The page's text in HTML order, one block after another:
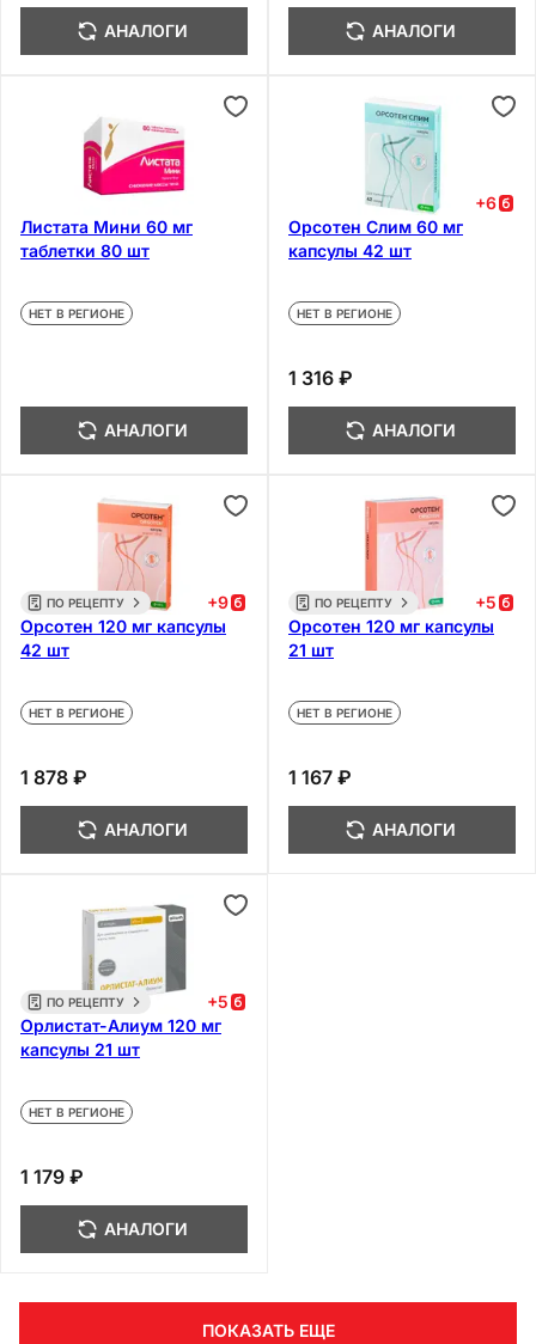
АНАЛОГИ АНАЛОГИ
Листата Мини 60 мг
таблетки 80 шт
НЕТ В РЕГИОНЕ
АНАЛОГИ
+6
Орсотен Слим 60 мг
капсулы 42 шт
НЕТ В РЕГИОНЕ
1 316 ₽
АНАЛОГИ
ПО РЕЦЕПТУ +9
Орсотен 120 мг капсулы
42 шт
НЕТ В РЕГИОНЕ
1 878 ₽
АНАЛОГИ
ПО РЕЦЕПТУ +5
Орсотен 120 мг капсулы
21 шт
НЕТ В РЕГИОНЕ
1 167 ₽
АНАЛОГИ
ПО РЕЦЕПТУ +5
Орлистат-Алиум 120 мг
капсулы 21 шт
НЕТ В РЕГИОНЕ
1 179 ₽
АНАЛОГИ
ПОКАЗАТЬ ЕЩЕ